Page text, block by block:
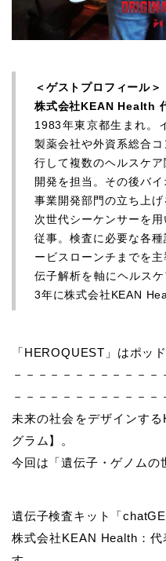
＜ゲストプロフィール＞
株式会社KEAN Health
1983年東京都生まれ。
製薬会社や外資系総合
行して複数のヘルスケ
開発を担当。その後バ
事業開発部門の立ち上
次世代シーケンサーを
従事。検査に必要な各
ービスローンチまでを
伝子解析を軸にヘルス
3年に株式会社KEAN
「HEROQUEST」はポッ
－－－－－－－－－－－－
－－－－－－－－－－－－
未来の社会をデザインす
グラム】。
今回は「遺伝子・ゲノムの
遺伝子検査キット「
株式会社KEAN Health：